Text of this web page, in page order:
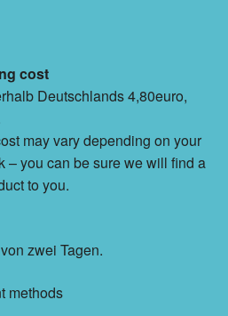
cost
Deutschlands 4,80euro,
may vary depending on your
– you can be sure we will find a
to you.
zwei Tagen.
methods